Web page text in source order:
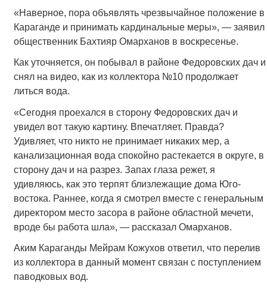
«Наверное, пора объявлять чрезвычайное положение в
Караганде и принимать кардинальные меры», — заявил
общественник Бахтияр Омарханов в воскресенье.
Как уточняется, он побывал в районе Федоровских дач и
снял на видео, как из коллектора №10 продолжает
литься вода.
«Сегодня проехался в сторону Федоровских дач и
увидел вот такую картину. Впечатляет. Правда?
Удивляет, что никто не принимает никаких мер, а
канализационная вода спокойно растекается в округе, в
сторону дач и на разрез. Запах глаза режет, я
удивляюсь, как это терпят близлежащие дома Юго-
востока. Раннее, когда я смотрел вместе с генеральным
директором место засора в районе областной мечети,
вроде бы работа шла», — рассказал Омарханов.
Аким Караганды Мейрам Кожухов ответил, что перелив
из коллектора в данный момент связан с поступлением
паводковых вод.